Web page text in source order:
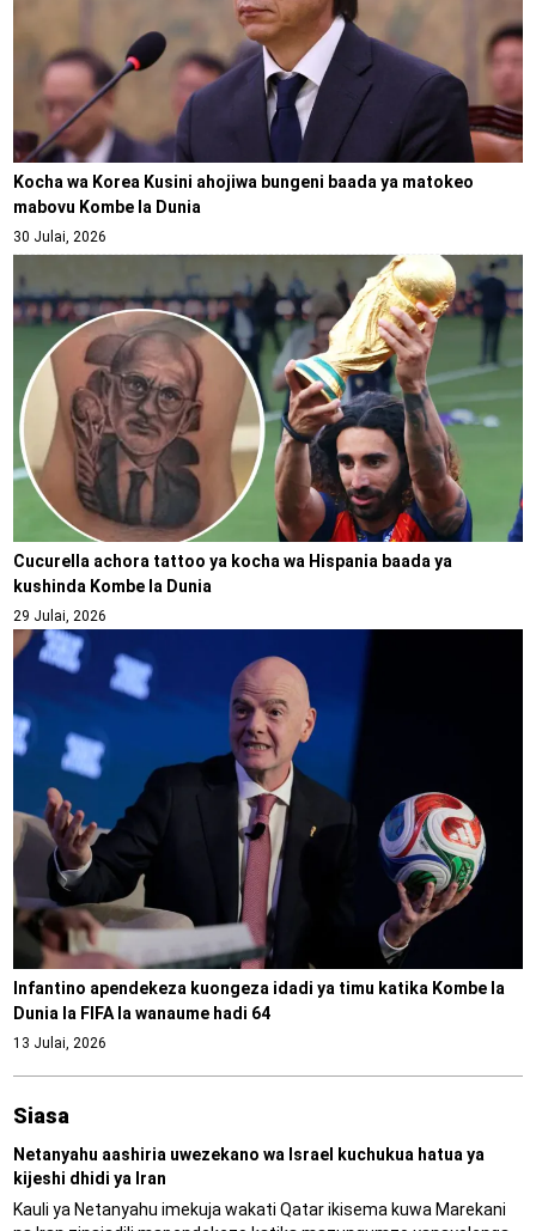
Kocha wa Korea Kusini ahojiwa bungeni baada ya matokeo
mabovu Kombe la Dunia
30 Julai, 2026
Cucurella achora tattoo ya kocha wa Hispania baada ya
kushinda Kombe la Dunia
29 Julai, 2026
Infantino apendekeza kuongeza idadi ya timu katika Kombe la
Dunia la FIFA la wanaume hadi 64
13 Julai, 2026
Siasa
Netanyahu aashiria uwezekano wa Israel kuchukua hatua ya
kijeshi dhidi ya Iran
Kauli ya Netanyahu imekuja wakati Qatar ikisema kuwa Marekani